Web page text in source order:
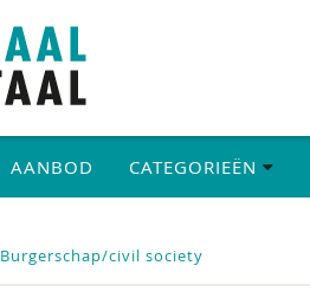
AANBOD CATEGORIEËN
Burgerschap/civil society